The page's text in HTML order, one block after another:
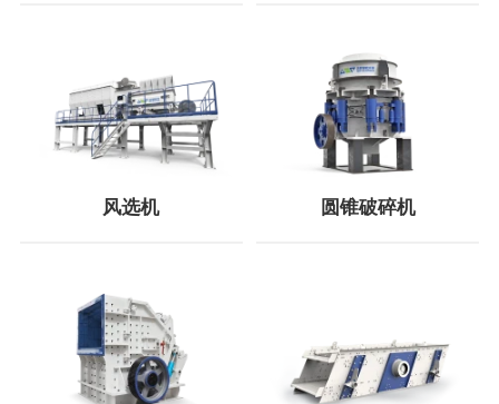
风选机 圆锥破碎机